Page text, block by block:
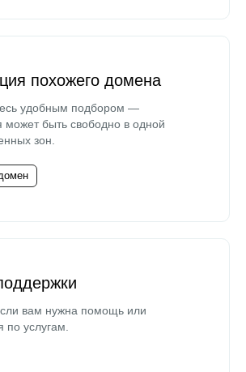
похожего домена
удобным подбором —
может быть свободно в одной
зон.
вам нужна помощь или
по услугам.